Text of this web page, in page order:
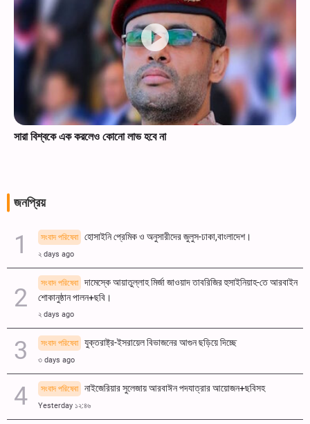
সারা বিশ্বকে এক করলেও কোনো লাভ হবে না
জনপ্রিয়
সংবাদ পরিষেবা হোসাইনি প্রেমিক ও অনুসারীদের জুলুস-ঢাকা,বাংলাদেশ।
২ days ago
সংবাদ পরিষেবা
দামেস্কে আয়াতুল্লাহ মির্জা জাওয়াদ তাবরিজির হুসাইনিয়াহ-তে আরবাইন
শোকানুষ্ঠান পালন+ছবি।
২ days ago
সংবাদ পরিষেবা যুক্তরাষ্ট্র-ইসরায়েল বিভাজনের আগুন ছড়িয়ে দিচ্ছে
৩ days ago
সংবাদ পরিষেবা নাইজেরিয়ার সুলেজায় আরবাঈন পদযাত্রার আয়োজন+ছবিসহ
Yesterday ১২:৪৬